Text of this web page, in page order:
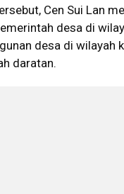
Cen Sui Lan
desa di
desa di wilayah
daratan.